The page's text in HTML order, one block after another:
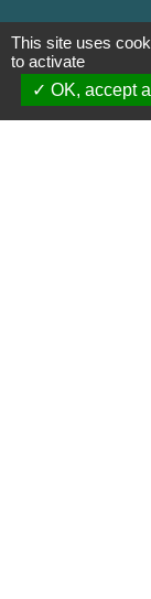
LOIRE
RÉGION
This site uses
to activate
OK, accept all